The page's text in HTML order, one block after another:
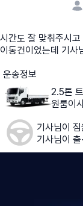
시간도 잘 맞춰주시
이동건이었는데 기사
운송정보
2.5톤
원룸이
기사님이
기사님이